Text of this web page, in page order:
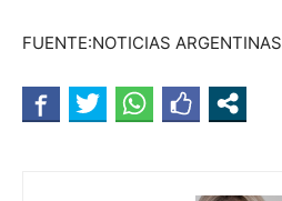
FUENTE:NOTICIAS ARGENTINAS